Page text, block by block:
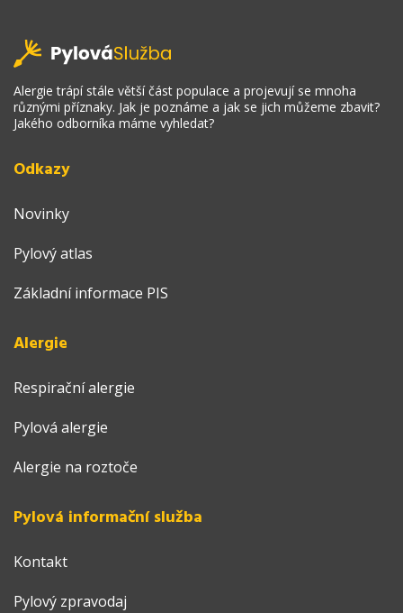
Alergie trápí stále větší část populace a projevují se mnoha
různými příznaky. Jak je poznáme a jak se jich můžeme zbavit?
Jakého odborníka máme vyhledat?
Odkazy
Novinky
Pylový atlas
Základní informace PIS
Alergie
Respirační alergie
Pylová alergie
Alergie na roztoče
Pylová informační služba
Kontakt
Pylový zpravodaj